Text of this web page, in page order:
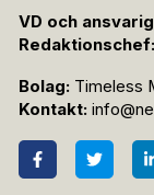
VD och
Redaktionschef:
Bolag: Timeless
Kontakt: